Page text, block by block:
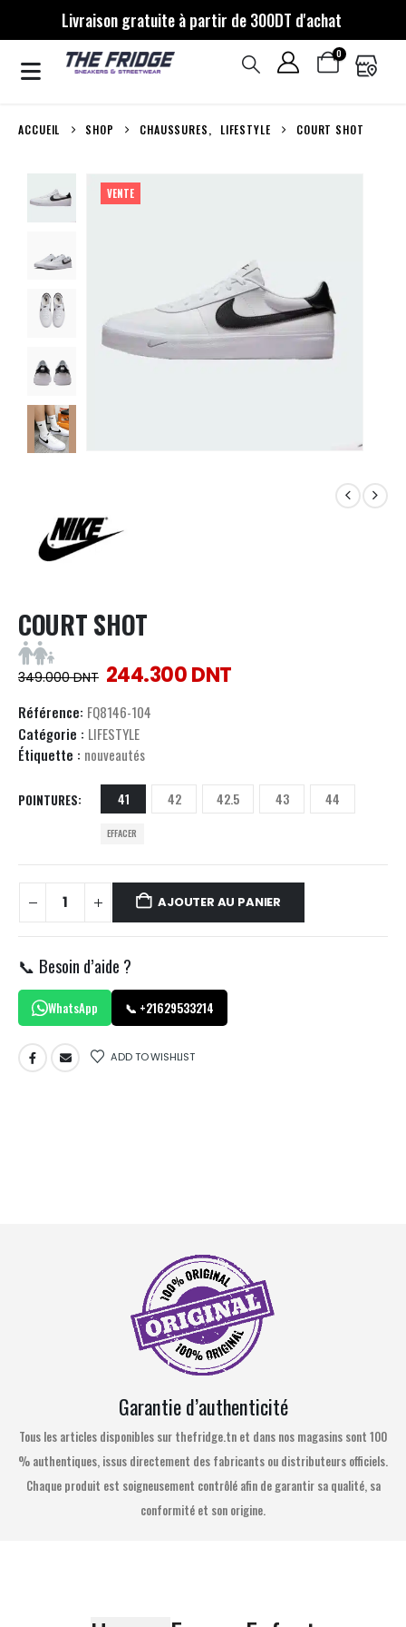
Livraison gratuite à partir de 300DT d'achat
0
ACCUEIL SHOP CHAUSSURES, LIFESTYLE COURT SHOT
VENTE
COURT SHOT
349.000DNT 244.300DNT
Référence: FQ8146-104
Catégorie : LIFESTYLE
Étiquette : nouveautés
POINTURES 41 42 42.5 43 44
EFFACER
AJOUTER AU PANIER
📞 Besoin d’aide ?
WhatsApp 📞 +21629533214
ADD TO WISHLIST
Garantie d’authenticité
Tous les articles disponibles sur thefridge.tn et dans nos magasins sont 100
% authentiques, issus directement des fabricants ou distributeurs officiels.
Chaque produit est soigneusement contrôlé afin de garantir sa qualité, sa
conformité et son origine.